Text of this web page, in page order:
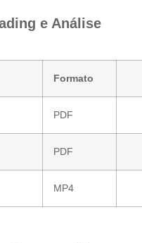
e Análise
Formato
PDF
PDF
MP4